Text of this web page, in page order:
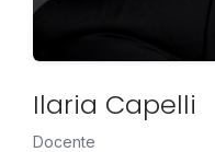
Ilaria Capelli
Docente